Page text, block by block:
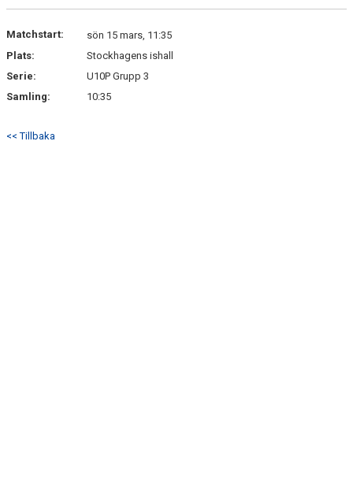
NYHETER
LAGSPONSORER
MATCHER
BILDGALLERI
Matchstart:
sön 15 mars, 11:35
Plats:
Stockhagens ishall
Serie:
U10P Grupp 3
Samling:
10:35
<< Tillbaka